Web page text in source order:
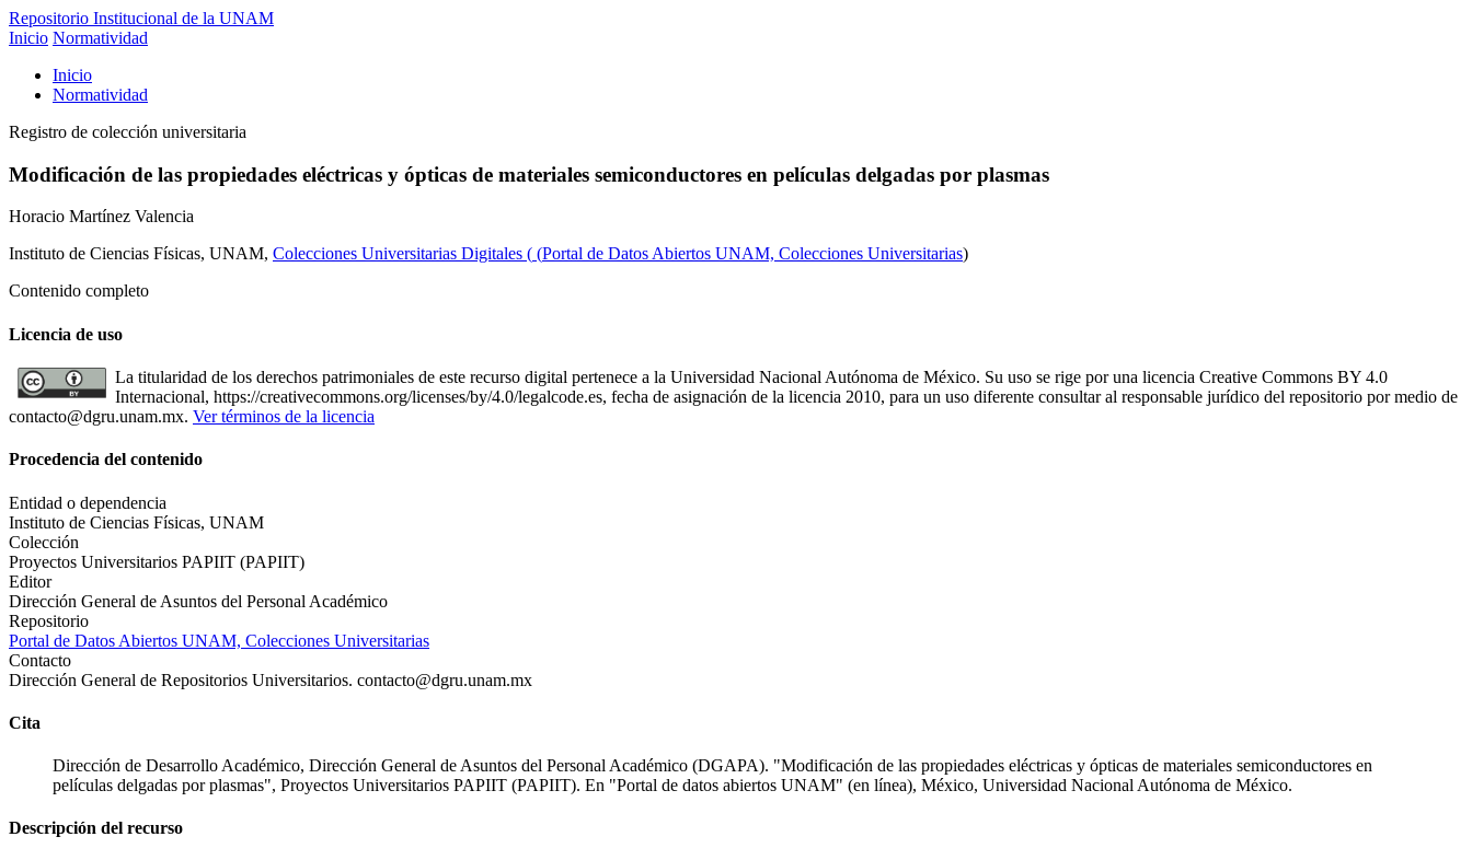
Repositorio Institucional de la UNAM
Inicio Normatividad
Inicio
Normatividad
Registro de colección universitaria
Modificación de las propiedades eléctricas y ópticas de materiales semiconductores en películas delgadas por plasmas
Horacio Martínez Valencia
Instituto de Ciencias Físicas, UNAM, Colecciones Universitarias Digitales ( (Portal de Datos Abiertos UNAM, Colecciones Universitarias)
Contenido completo
Licencia de uso
La titularidad de los derechos patrimoniales de este recurso digital pertenece a la Universidad Nacional Autónoma de México. Su uso se rige por una licencia Creative Commons BY 4.0
Internacional, https://creativecommons.org/licenses/by/4.0/legalcode.es, fecha de asignación de la licencia 2010, para un uso diferente consultar al responsable jurídico del repositorio por medio de
contacto@dgru.unam.mx. Ver términos de la licencia
Procedencia del contenido
Entidad o dependencia
Instituto de Ciencias Físicas, UNAM
Colección
Proyectos Universitarios PAPIIT (PAPIIT)
Editor
Dirección General de Asuntos del Personal Académico
Repositorio
Portal de Datos Abiertos UNAM, Colecciones Universitarias
Contacto
Dirección General de Repositorios Universitarios. contacto@dgru.unam.mx
Cita
Dirección de Desarrollo Académico, Dirección General de Asuntos del Personal Académico (DGAPA). "Modificación de las propiedades eléctricas y ópticas de materiales semiconductores en
películas delgadas por plasmas", Proyectos Universitarios PAPIIT (PAPIIT). En "Portal de datos abiertos UNAM" (en línea), México, Universidad Nacional Autónoma de México.
Descripción del recurso